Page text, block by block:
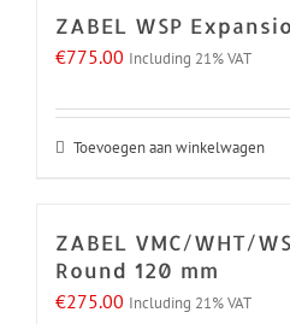
ZABEL WSP
€775.00 Including 21% VAT
Toevoegen aan winkelwagen
ZABEL VMC/WHT/
Round 120 mm
€275.00 Including 21% VAT